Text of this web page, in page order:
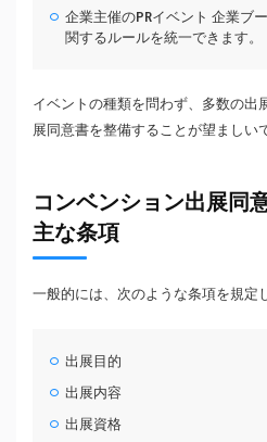
企業主催のPRイベント 企業ブ
関するルールを統一できます。
イベントの種類を問わず、多数の出
展同意書を整備することが望ましい
コンベンション出展同
主な条項
一般的には、次のような条項を規定
出展目的
出展内容
出展資格